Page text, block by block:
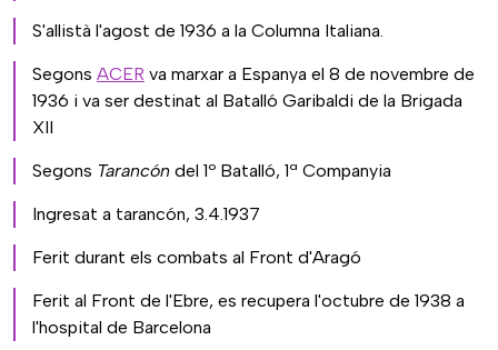
S'allistà l'agost de 1936 a la Columna Italiana.
Segons ACER va marxar a Espanya el 8 de novembre de
1936 i va ser destinat al Batalló Garibaldi de la Brigada
XII
Segons Tarancón del 1º Batalló, 1ª Companyia
Ingresat a tarancón, 3.4.1937
Ferit durant els combats al Front d'Aragó
Ferit al Front de l'Ebre, es recupera l'octubre de 1938 a
l'hospital de Barcelona